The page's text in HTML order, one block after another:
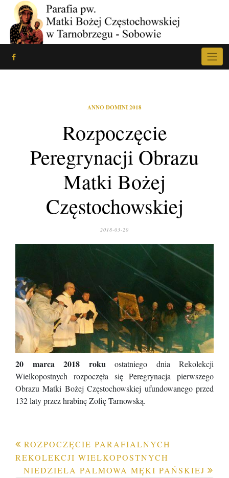
content
ANNO DOMINI 2018
Rozpoczęcie
Peregrynacji Obrazu
Matki Bożej
Częstochowskiej
2018-03-20
20 marca 2018 rokuostatniego dnia Rekolekcji
Wielkopostnych rozpoczęła się Peregrynacja pierwszego
Obrazu Matki Bożej Częstochowskiej ufundowanego przed
132 laty przez hrabinę Zofię Tarnowską.
Nawigacja
wpisu
ROZPOCZĘCIE PARAFIALNYCH
REKOLEKCJI WIELKOPOSTNYCH
NIEDZIELA PALMOWA MĘKI PAŃSKIEJ